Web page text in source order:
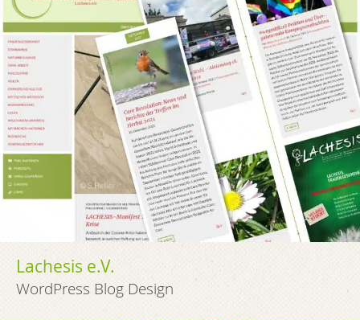
Lachesis e.V.
WordPress Blog Design